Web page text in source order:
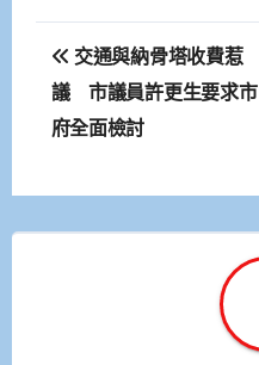
文
章
導
覽
交通與納骨塔收費惹
議 市議員許更生要求市
府全面檢討